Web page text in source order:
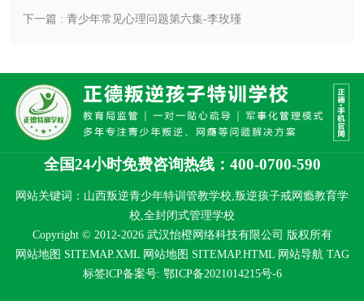
下一篇 : 青少年常见心理问题第六集-李玫瑾
全国24小时免费咨询热线：400-0700-590
网站关键词：山西叛逆青少年特训管教学校,叛逆孩子戒网瘾教育学
校,全封闭式管理学校
Copyright © 2012-2026 武汉怡橙网络科技有限公司 版权所有
网站地图 SITEMAP.XML 网站地图 SITEMAP.HTML 网站导航 TAG
标签lCP备案号: 鄂ICP备2021014215号-6